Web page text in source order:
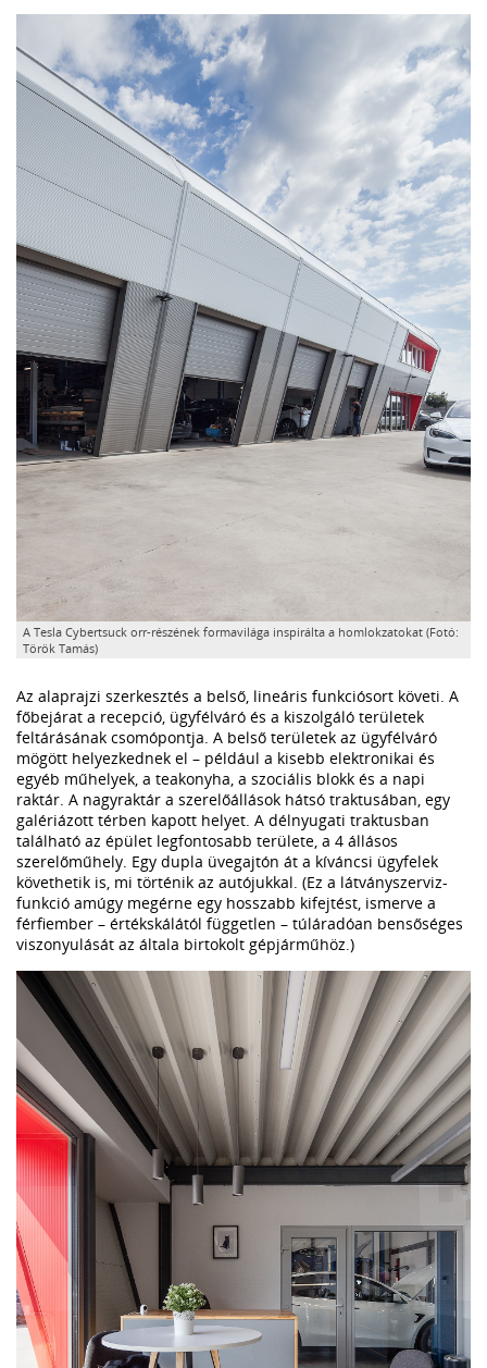
A Tesla Cybertsuck orr-részének formavilága inspirálta a homlokzatokat (Fotó:
Török Tamás)
Az alaprajzi szerkesztés a belső, lineáris funkciósort követi. A
főbejárat a recepció, ügyfélváró és a kiszolgáló területek
feltárásának csomópontja. A belső területek az ügyfélváró
mögött helyezkednek el – például a kisebb elektronikai és
egyéb műhelyek, a teakonyha, a szociális blokk és a napi
raktár. A nagyraktár a szerelőállások hátsó traktusában, egy
galériázott térben kapott helyet. A délnyugati traktusban
található az épület legfontosabb területe, a 4 állásos
szerelőműhely. Egy dupla üvegajtón át a kíváncsi ügyfelek
követhetik is, mi történik az autójukkal. (Ez a látványszerviz-
funkció amúgy megérne egy hosszabb kifejtést, ismerve a
férfiember – értékskálától független – túláradóan bensőséges
viszonyulását az általa birtokolt gépjárműhöz.)